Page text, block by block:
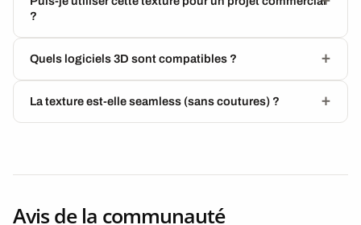
?
Quels logiciels 3D sont compatibles ?
La texture est-elle seamless (sans coutures) ?
Avis de la communauté